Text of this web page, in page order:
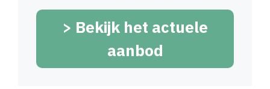
> Bekijk het actuele
aanbod